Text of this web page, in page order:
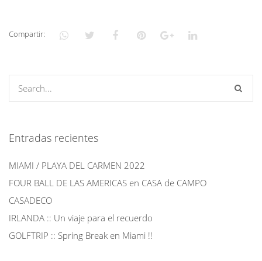
Compartir:
Entradas recientes
MIAMI / PLAYA DEL CARMEN 2022
FOUR BALL DE LAS AMERICAS en CASA de CAMPO
CASADECO
IRLANDA :: Un viaje para el recuerdo
GOLFTRIP :: Spring Break en Miami !!